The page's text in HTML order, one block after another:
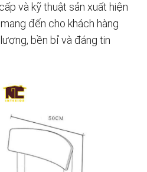
và kỹ thuật sản xuất hiện
đến cho khách hàng
bền bỉ và đáng tin